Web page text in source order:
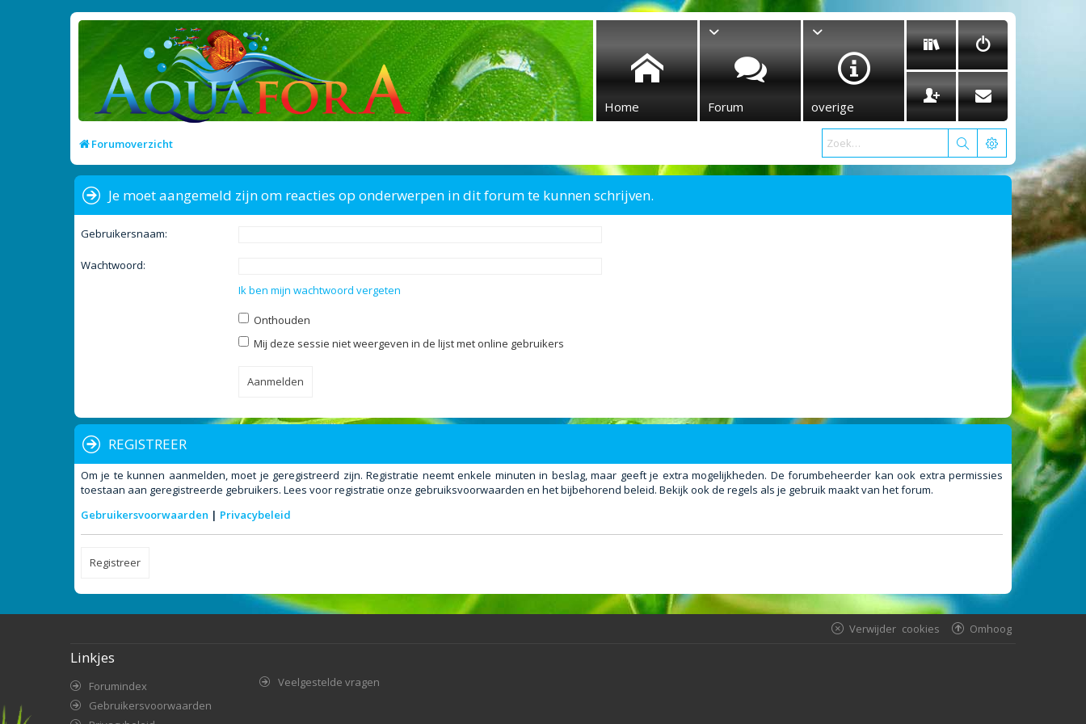
Home Forum overige
Forumoverzicht
Je moet aangemeld zijn om reacties op onderwerpen in dit forum te kunnen schrijven.
Gebruikersnaam:
Wachtwoord:
Ik ben mijn wachtwoord vergeten
Onthouden
Mij deze sessie niet weergeven in de lijst met online gebruikers
REGISTREER
Om je te kunnen aanmelden, moet je geregistreerd zijn. Registratie neemt enkele minuten in beslag, maar geeft je extra mogelijkheden. De forumbeheerder kan ook extra permissies
toestaan aan geregistreerde gebruikers. Lees voor registratie onze gebruiksvoorwaarden en het bijbehorend beleid. Bekijk ook de regels als je gebruik maakt van het forum.
Gebruikersvoorwaarden | Privacybeleid
Registreer
Omhoog
Verwijder cookies
Linkjes
Forumindex
Gebruikersvoorwaarden
Veelgestelde vragen